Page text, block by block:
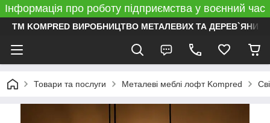
Інформація про роботу підприємства у воєнний час
ТМ KOMPRED ВИРОБНИЦТВО МЕТАЛЕВИХ ТА ДЕРЕВ`ЯНИХ
Товари та послуги Металеві меблі лофт Kompred